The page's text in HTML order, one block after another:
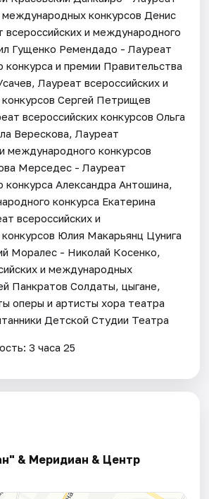
международных конкурсов Денис
всероссийских и международного
Гущенко Ремендадо - Лауреат
и премии Правительства
Лауреат всероссийских и
Сергей Петрищев
всероссийских конкурсов Ольга
Верескова, Лауреат
международного конкурсов
Мерседес - Лауреат
Александра Антошина,
конкурса Екатерина
всероссийских и
Юлия Макарьянц Цунига
Моралес - Николай Косенко,
и международных
Панкратов Солдаты, цыгане,
оперы и артисты хора театра
Детской Студии Театра
3 часа 25
& Меридиан & Центр